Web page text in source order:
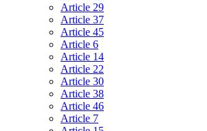
Article 29
Article 37
Article 45
Article 6
Article 14
Article 22
Article 30
Article 38
Article 46
Article 7